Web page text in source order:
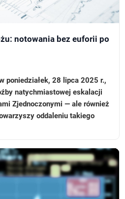
notowania bez euforii po
poniedziałek, 28 lipca 2025 r.,
natychmiastowej eskalacji
Zjednoczonymi — ale również
oddaleniu takiego